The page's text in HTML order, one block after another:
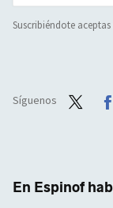
Suscribiéndote aceptas
Síguenos
En Espinof